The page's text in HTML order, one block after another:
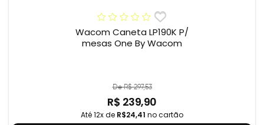
Wacom Caneta LP190K P/
mesas One By Wacom
De R$ 297,53
R$ 239,90
Até 12x de R$24,41 no cartão